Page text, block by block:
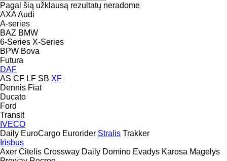
Pagal šią užklausą rezultatų neradome
AXAAudi
A-series
BAZ BMW
6-Series X-Series
BPW Bova
Futura
DAF
AS CF LF SB XF
Dennis Fiat
Ducato
Ford
Transit
IVECO
Daily EuroCargo Eurorider Stralis Trakker
Irisbus
Axer Citelis Crossway Daily Domino Evadys Karosa Magelys